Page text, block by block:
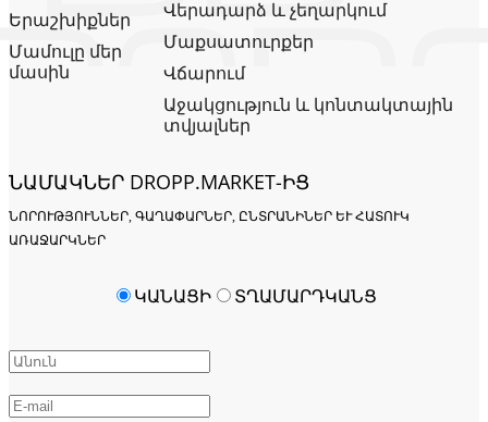
Երաշխիքներ
Մամուլը մեր
մասին
Վերադարձ և չեղարկում
Մաքսատուրքեր
Վճարում
Աջակցություն և կոնտակտային
տվյալներ
ՆԱՄԱԿՆԵՐ DROPP.MARKET-ԻՑ
ՆՈՐՈՒԹՅՈՒՆՆԵՐ, ԳԱՂԱՓԱՐՆԵՐ, ԸՆՏՐԱՆԻՆԵՐ ԵՒ ՀԱՏՈՒԿ Ա
ՌԱՋԱՐԿՆԵՐ
ԿԱՆԱՑԻ ՏՂԱՄԱՐԴԿԱՆՑ